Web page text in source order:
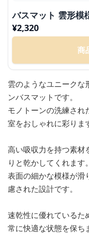
バスマット 雲形模
¥2,320
商
雲のようなユニークな
ンバスマットです。
モノトーンの洗練され
室をおしゃれに彩りま
高い吸収力を持つ素材
りと乾かしてくれます。
表面の細かな模様が滑
慮された設計です。
速乾性に優れているた
常に快適な状態を保ち